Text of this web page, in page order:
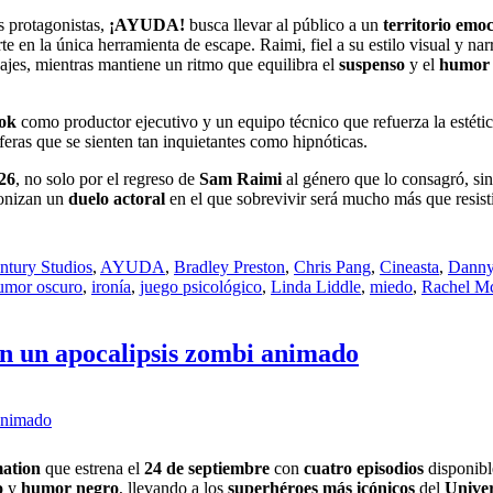
protagonistas, ¡AYUDA! busca llevar al público a un territorio
en la única herramienta de escape. Raimi, fiel a su estilo visual y
mientras mantiene un ritmo que equilibra el suspenso y el humor
como productor ejecutivo y un equipo técnico que refuerza la
que se sienten tan inquietantes como hipnóticas.
, no solo por el regreso de Sam Raimi al género que lo consagró,
un duelo actoral en el que sobrevivir será mucho más que
Studios, AYUDA, Bradley Preston, Chris Pang, Cineasta,
oscuro, ironía, juego psicológico, Linda Liddle, miedo, Rachel
un apocalipsis zombi animado
que estrena el 24 de septiembre con cuatro episodios
y humor negro, llevando a los superhéroes más icónicos del